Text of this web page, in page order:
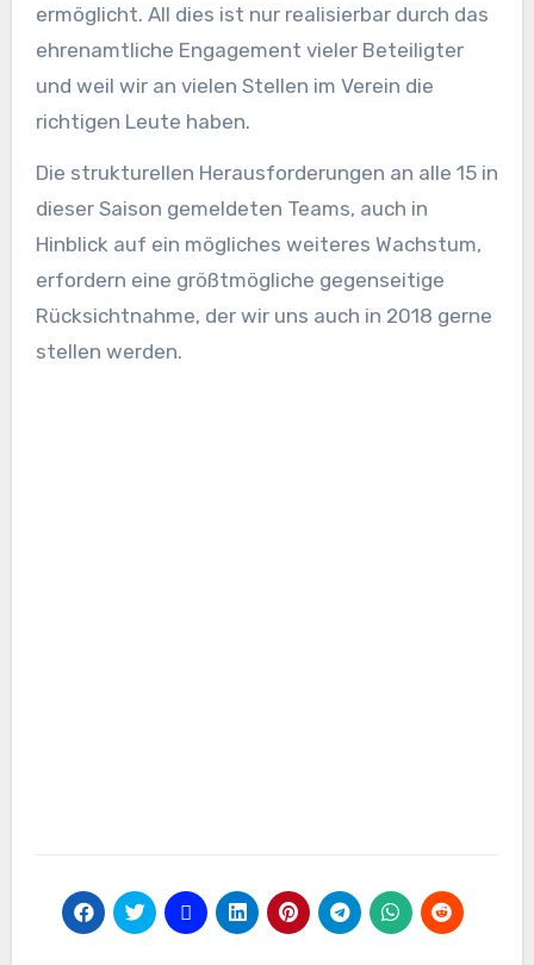
ermöglicht. All dies ist nur realisierbar durch das
ehrenamtliche Engagement vieler Beteiligter
und weil wir an vielen Stellen im Verein die
richtigen Leute haben.
Die strukturellen Herausforderungen an alle 15 in
dieser Saison gemeldeten Teams, auch in
Hinblick auf ein mögliches weiteres Wachstum,
erfordern eine größtmögliche gegenseitige
Rücksichtnahme, der wir uns auch in 2018 gerne
stellen werden.